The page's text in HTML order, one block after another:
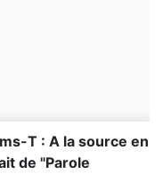
T : A la source en
de "Parole